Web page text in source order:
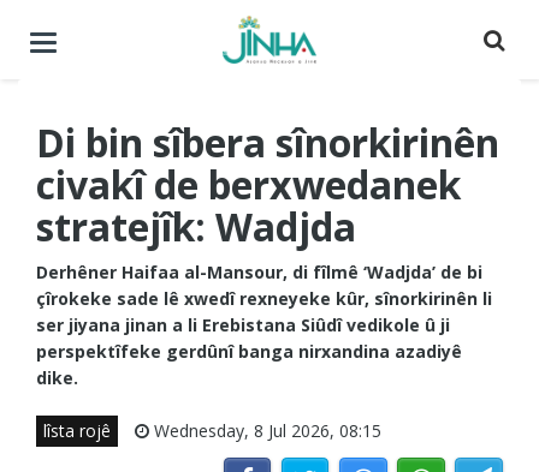
Menuyê
Di bin sîbera sînorkirinên
civakî de berxwedanek
stratejîk: Wadjda
Derhêner Haifaa al-Mansour, di fîlmê ‘Wadjda’ de bi
çîrokeke sade lê xwedî rexneyeke kûr, sînorkirinên li
ser jiyana jinan a li Erebistana Siûdî vedikole û ji
perspektîfeke gerdûnî banga nirxandina azadiyê
dike.
lîsta rojê Wednesday, 8 Jul 2026, 08:15